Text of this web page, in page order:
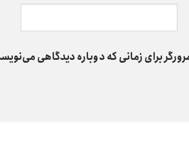
برای زمانی که دوباره دیدگاهی